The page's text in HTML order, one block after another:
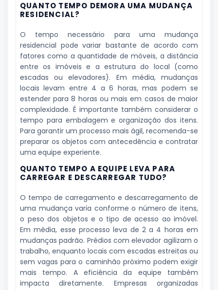
QUANTO TEMPO DEMORA UMA MUDANÇA
RESIDENCIAL?
O tempo necessário para uma mudança
residencial pode variar bastante de acordo com
fatores como a quantidade de móveis, a distância
entre os imóveis e a estrutura do local (como
escadas ou elevadores). Em média, mudanças
locais levam entre 4 a 6 horas, mas podem se
estender para 8 horas ou mais em casos de maior
complexidade. É importante também considerar o
tempo para embalagem e organização dos itens.
Para garantir um processo mais ágil, recomenda-se
preparar os objetos com antecedência e contratar
uma equipe experiente.
QUANTO TEMPO A EQUIPE LEVA PARA
CARREGAR E DESCARREGAR TUDO?
O tempo de carregamento e descarregamento de
uma mudança varia conforme o número de itens,
o peso dos objetos e o tipo de acesso ao imóvel.
Em média, esse processo leva de 2 a 4 horas em
mudanças padrão. Prédios com elevador agilizam o
trabalho, enquanto locais com escadas estreitas ou
sem vagas para o caminhão próximo podem exigir
mais tempo. A eficiência da equipe também
impacta diretamente. Empresas organizadas